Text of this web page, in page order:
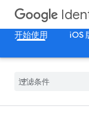
开始使用
iOS